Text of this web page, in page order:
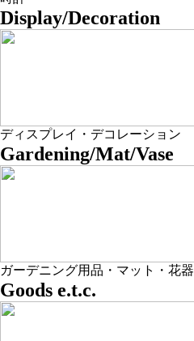
Display/Decoration
ディスプレイ・デコレーション
Gardening/Mat/Vase
ガーデニング用品・マット・花器
Goods e.t.c.